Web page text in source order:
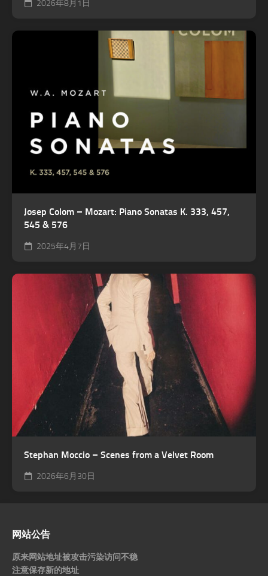
2026年8月1日
Josep Colom – Mozart: Piano Sonatas K. 333, 457,
545 & 576
2025年4月7日
Stephan Moccio – Scenes from a Velvet Room
2026年6月30日
网站公告
原来网站地址被攻击污染访问不稳
注意保存新的地址